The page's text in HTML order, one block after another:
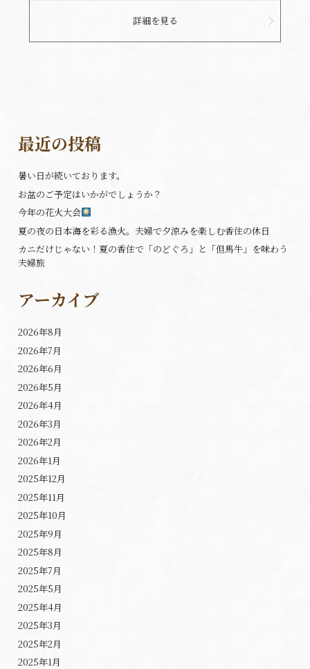
詳細を見る
最近の投稿
暑い日が続いております。
お盆のご予定はいかがでしょうか？
今年の花火大会
夏の夜の日本海を彩る漁火。夫婦で夕涼みを楽しむ香住の休日
カニだけじゃない！夏の香住で「のどぐろ」と「但馬牛」を味わう
夫婦旅
アーカイブ
2026年8月
2026年7月
2026年6月
2026年5月
2026年4月
2026年3月
2026年2月
2026年1月
2025年12月
2025年11月
2025年10月
2025年9月
2025年8月
2025年7月
2025年5月
2025年4月
2025年3月
2025年2月
2025年1月